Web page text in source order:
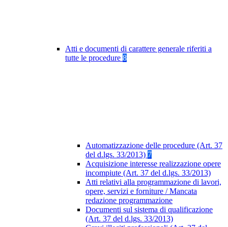
Atti e documenti di carattere generale riferiti a
tutte le procedure 8
Automatizzazione delle procedure (Art. 37
del d.lgs. 33/2013) 7
Acquisizione interesse realizzazione opere
incompiute (Art. 37 del d.lgs. 33/2013)
Atti relativi alla programmazione di lavori,
opere, servizi e forniture / Mancata
redazione programmazione
Documenti sul sistema di qualificazione
(Art. 37 del d.lgs. 33/2013)